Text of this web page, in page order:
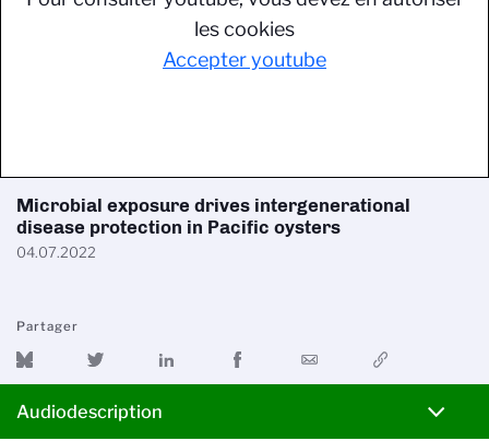
les cookies
Accepter youtube
Microbial exposure drives intergenerational
disease protection in Pacific oysters
04.07.2022
Partager
Audiodescription